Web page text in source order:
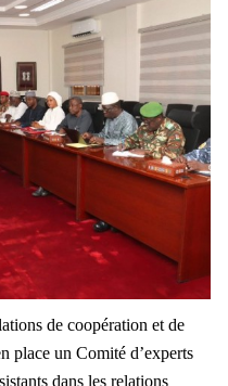
de coopération et de
place un Comité d’experts
dans les relations